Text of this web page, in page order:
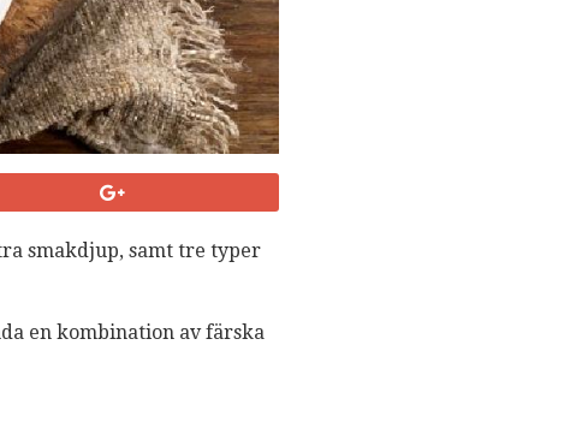
smakdjup, samt tre typer
en kombination av färska